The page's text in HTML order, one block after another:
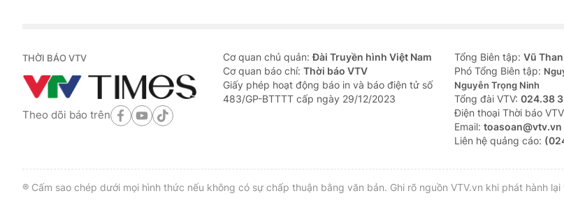
THỜI BÁO VTV
Theo dõi báo trên
Cơ quan chủ quản:Đài Truyền hình Việt Nam
Cơ quan báo chí: Thời báo VTV
Giấy phép hoạt động báo in và báo điện tử số
483/GP-BTTTT cấp ngày 29/12/2023
Tổng Biên tập: Vũ
Phó Tổng Biên tập:
Nguyễn Trọng Ninh
Tổng đài VTV: 024.38
Ðiện thoại Thời báo
Email: toasoan@vtv.vn
Liên hệ quảng cáo:
® Cấm sao chép dưới mọi hình thức nếu không có sự chấp thuận bằng văn bản. Ghi rõ nguồn VTV.vn khi phát hành